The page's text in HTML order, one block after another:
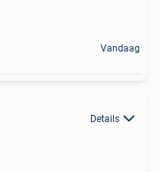
Vandaag
Details